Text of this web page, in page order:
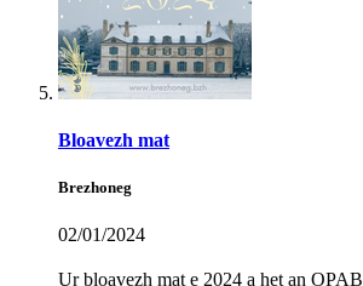
Bloavezh mat
Brezhoneg
02/01/2024
Ur bloavezh mat e 2024 a het an OPAB